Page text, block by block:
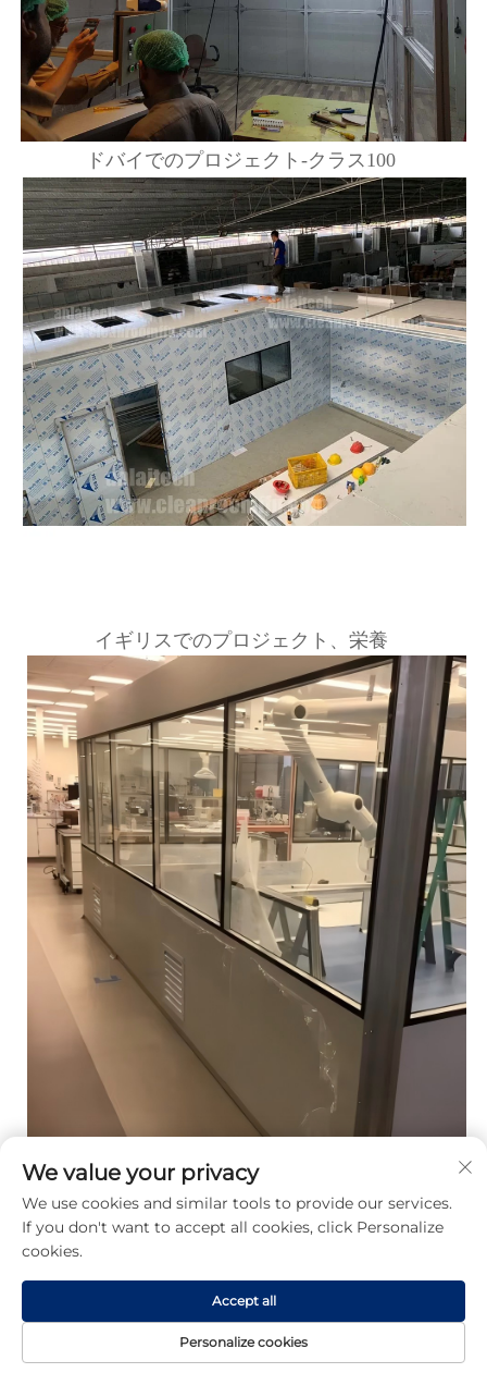
ドバイでのプロジェクト-クラス100
イギリスでのプロジェクト、栄養
お客様の声
We value your privacy
We use cookies and similar tools to provide our services.
If you don't want to accept all cookies, click Personalize
cookies.
Personalize cookies
Accept all